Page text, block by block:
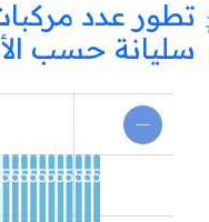
تطور عدد
سليانة حسب